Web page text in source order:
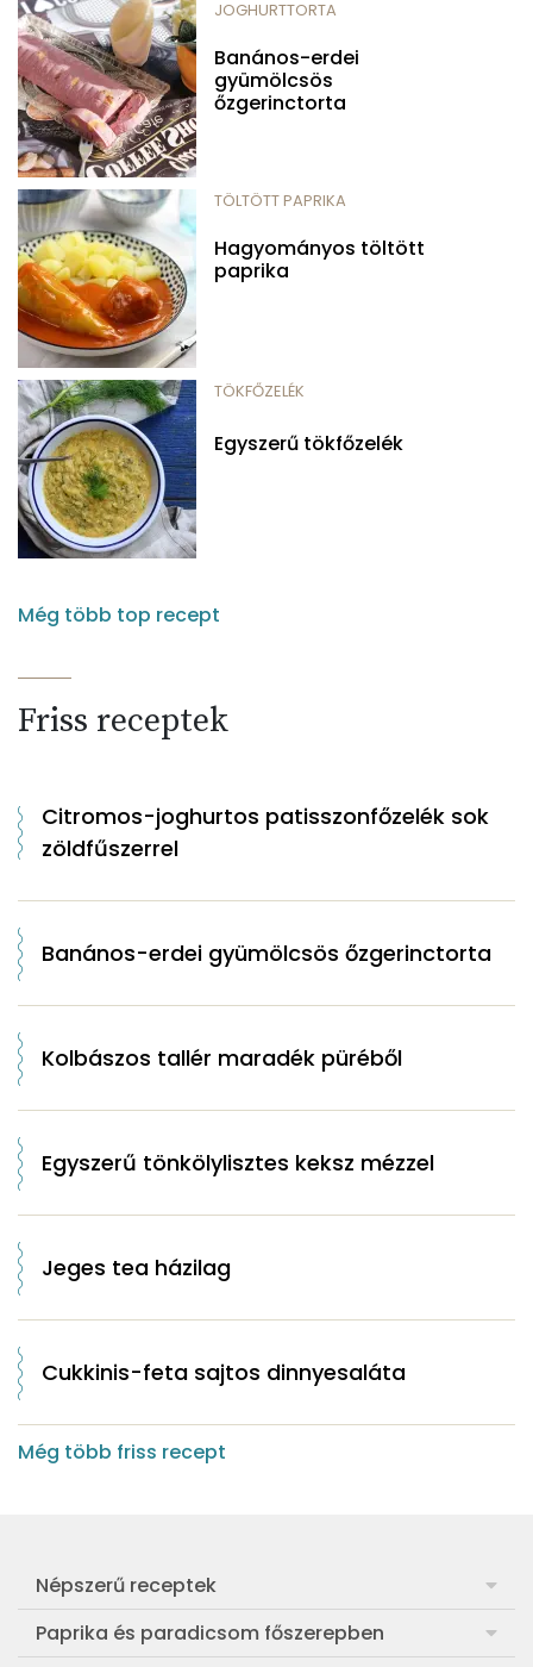
JOGHURTTORTA
Banános-erdei
gyümölcsös
őzgerinctorta
TÖLTÖTT PAPRIKA
Hagyományos töltött
paprika
TÖKFŐZELÉK
Egyszerű tökfőzelék
Még több top recept
Friss receptek
Citromos-joghurtos patisszonfőzelék sok
zöldfűszerrel
Banános-erdei gyümölcsös őzgerinctorta
Kolbászos tallér maradék püréből
Egyszerű tönkölylisztes keksz mézzel
Jeges tea házilag
Cukkinis-feta sajtos dinnyesaláta
Még több friss recept
Népszerű receptek
Frankfurti leves
Paprika és paradicsom főszerepben